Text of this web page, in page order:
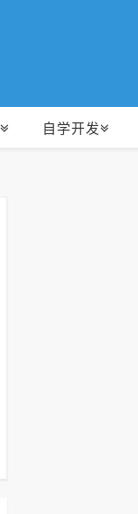
自学开发